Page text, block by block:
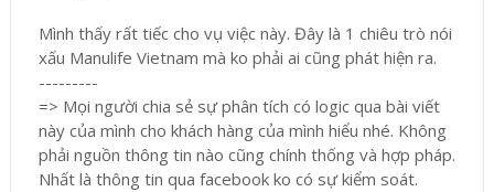
Mình thấy rất tiếc cho vụ việc này. Đây là 1 chiêu trò nói
xấu Manulife Vietnam mà ko phải ai cũng phát hiện ra.
---------
=> Mọi người chia sẻ sự phân tích có logic qua bài viết
này của mình cho khách hàng của mình hiểu nhé. Không
phải nguồn thông tin nào cũng chính thống và hợp pháp.
Nhất là thông tin qua facebook ko có sự kiểm soát.